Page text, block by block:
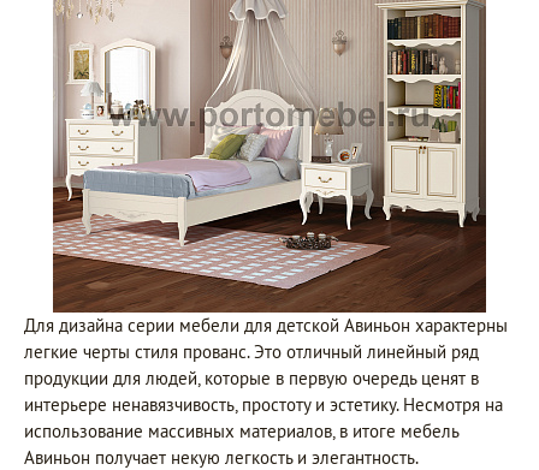
Для дизайна серии мебели для детской Авиньон характерны
легкие черты стиля прованс. Это отличный линейный ряд
продукции для людей, которые в первую очередь ценят в
интерьере ненавязчивость, простоту и эстетику. Несмотря на
использование массивных материалов, в итоге мебель
Авиньон получает некую легкость и элегантность.